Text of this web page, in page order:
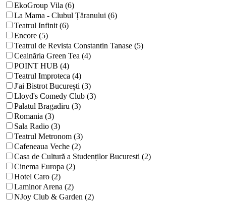
EkoGroup Vila (6)
La Mama - Clubul Țăranului (6)
Teatrul Infinit (6)
Encore (5)
Teatrul de Revista Constantin Tanase (5)
Ceainăria Green Tea (4)
POINT HUB (4)
Teatrul Improteca (4)
J'ai Bistrot București (3)
Lloyd's Comedy Club (3)
Palatul Bragadiru (3)
Romania (3)
Sala Radio (3)
Teatrul Metronom (3)
Cafeneaua Veche (2)
Casa de Cultură a Studenților Bucuresti (2)
Cinema Europa (2)
Hotel Caro (2)
Laminor Arena (2)
NJoy Club & Garden (2)